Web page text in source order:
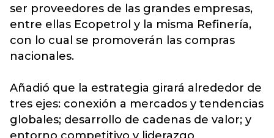
ser proveedores de las grandes empresas,
entre ellas Ecopetrol y la misma Refinería,
con lo cual se promoverán las compras
nacionales.
Añadió que la estrategia girará alrededor de
tres ejes: conexión a mercados y tendencias
globales; desarrollo de cadenas de valor; y